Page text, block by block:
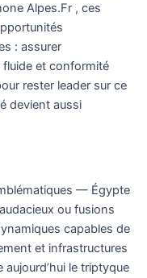
Alpes.Fr , ces
: assurer
fluide et conformité
rester leader sur ce
devient aussi
— Égypte
ou fusions
capables de
et infrastructures
le triptyque